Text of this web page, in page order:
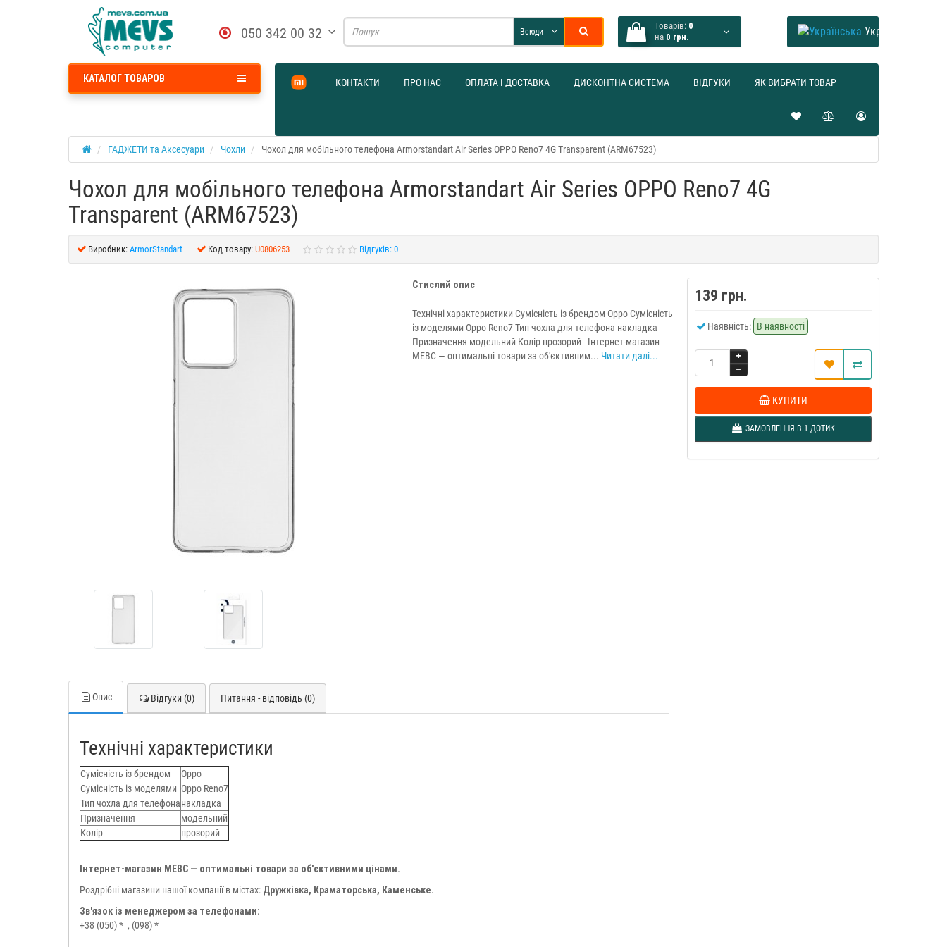
050 342 00 32 Товарів: 0
на 0 грн.
Всюди Українська
КОНТАКТИ ПРО НАС ОПЛАТА І ДОСТАВКА ДИСКОНТНА СИСТЕМА ВІДГУКИ ЯК ВИБРАТИ ТОВАР
КАТАЛОГ ТОВАРОВ
ГАДЖЕТИ та Аксесуари Чохли Чохол для мобільного телефона Armorstandart Air Series OPPO Reno7 4G Transparent (ARM67523)
Чохол для мобільного телефона Armorstandart Air Series OPPO Reno7 4G
Transparent (ARM67523)
Виробник: ArmorStandart Код товару: U0806253 Відгуків: 0
Стислий опис
Технічні характеристики Сумісність із брендом Oppo Сумісність
із моделями Oppo Reno7 Тип чохла для телефона накладка
Призначення модельний Колір прозорий Інтернет-магазин
МЕВС — оптимальні товари за об'єктивним... Читати далі...
139 грн.
Наявність: В наявності
КУПИТИ
ЗАМОВЛЕННЯ В 1 ДОТИК
Опис Відгуки (0) Питання - відповідь (0)
Технічні характеристики
Сумісність із брендом
Oppo
Сумісність із моделями Oppo Reno7
Тип чохла для телефонанакладка
Призначення
модельний
Колір
прозорий
Інтернет-магазин МЕВС — оптимальні товари за об'єктивними цінами.
Роздрібні магазини нашої компанії в містах: Дружківка, Краматорська, Каменське.
Зв'язок із менеджером за телефонами:
+38 (050) * , (098) *